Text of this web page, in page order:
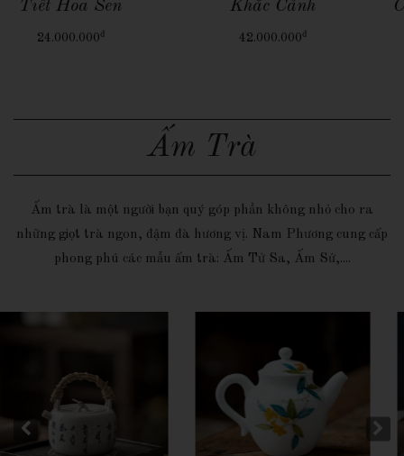
Khắc Cảnh
42.000.000
Chạm Khắc Rồng Và
Mây Như Ý
Ấm Trà
Ấm trà là một người bạn quý góp phần không nhỏ cho ra
những giọt trà ngon, đậm đà hương vị. Nam Phương cung cấp
phong phú các mẫu ấm trà: Ấm Tử Sa, Ấm Sứ,....